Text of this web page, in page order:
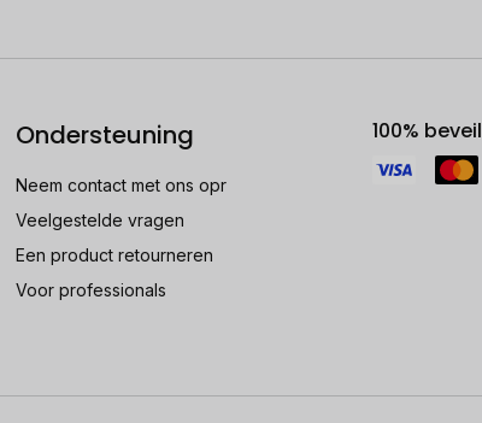
Ondersteuning
Neem contact met ons opr
Veelgestelde vragen
Een product retourneren
Voor professionals
100%